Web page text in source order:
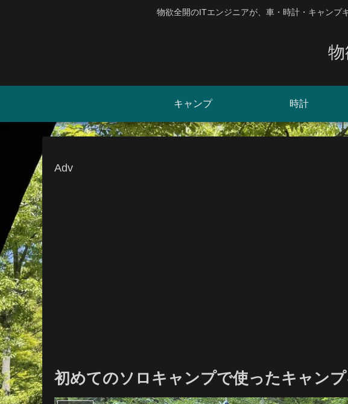
物欲全開のITエンジニアが、車・時計・キャンプ
キャンプ 時計
Adv
初めてのソロキャンプで使ったキャン